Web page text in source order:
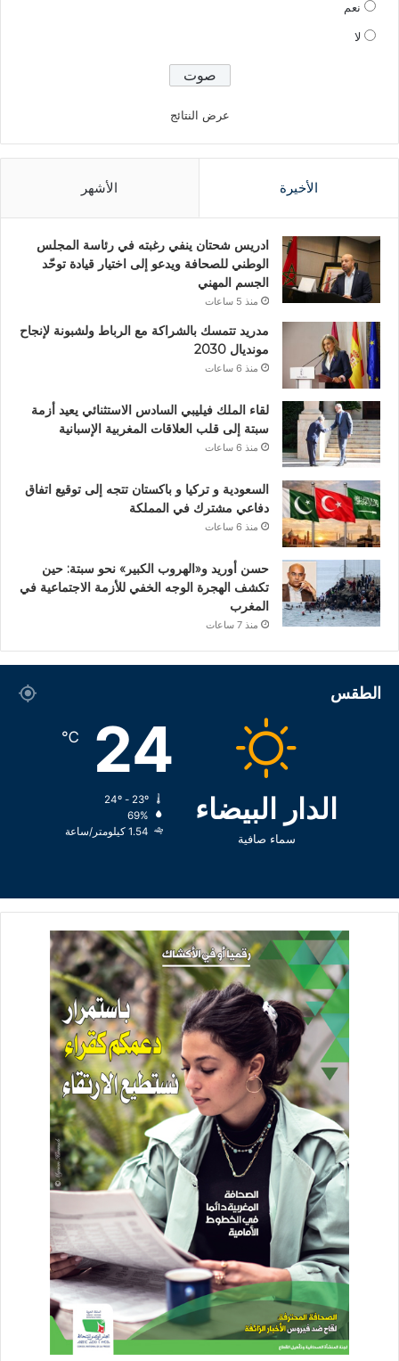
نعم
لا
عرض النتائج
الأخيرة الأشهر
ادريس شحتان ينفي رغبته في رئاسة المجلس
الوطني للصحافة ويدعو إلى اختيار قيادة توحّد
الجسم المهني
منذ 5 ساعات
مدريد تتمسك بالشراكة مع الرباط ولشبونة لإنجاح
مونديال 2030
منذ 6 ساعات
لقاء الملك فيليبي السادس الاستثنائي يعيد أزمة
سبتة إلى قلب العلاقات المغربية الإسبانية
منذ 6 ساعات
السعودية و تركيا و باكستان تتجه إلى توقيع اتفاق
دفاعي مشترك في المملكة
منذ 6 ساعات
حسن أوريد و«الهروب الكبير» نحو سبتة: حين
تكشف الهجرة الوجه الخفي للأزمة الاجتماعية في
المغرب
منذ 7 ساعات
الطقس
الدار البيضاء
سماء صافية
24
℃
69%
1.54 كيلومتر/ساعة